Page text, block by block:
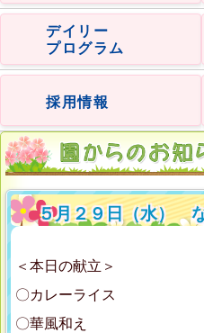
デイリー
プログラム
採用情報
５月２９日（水）
＜本日の献立＞
〇カレーライス
〇華風和え